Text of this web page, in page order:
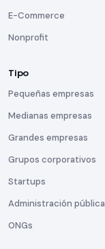
E-Commerce
Nonprofit
Tipo
Pequeñas empresas
Medianas empresas
Grandes empresas
Grupos corporativos
Startups
Administración pública
ONGs